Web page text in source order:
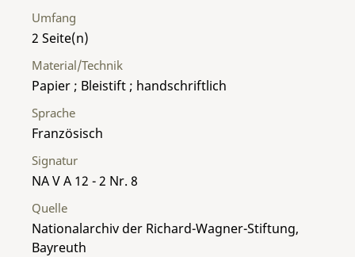
Umfang
2
Material/Technik
Papier ; Bleistift ; handschriftlich
Sprache
Französisch
Signatur
NA V A 12 - 2 Nr. 8
Quelle
Nationalarchiv der Richard-Wagner-Stiftung,
Bayreuth